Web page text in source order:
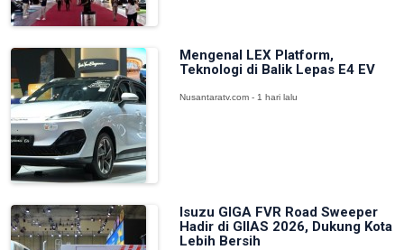
Mengenal LEX Platform,
Teknologi di Balik Lepas E4 EV
Nusantaratv.com - 1 hari lalu
Isuzu GIGA FVR Road Sweeper
Hadir di GIIAS 2026, Dukung Kota
Lebih Bersih